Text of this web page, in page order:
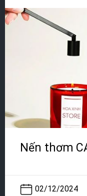
Nến thơm
02/12/2024